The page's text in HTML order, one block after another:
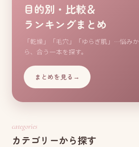
目的別・比較＆
ランキングまとめ
「乾燥」「毛穴」「ゆらぎ肌」…悩みか
ら、合う一本を探す。
まとめを見る →
categories
カテゴリーから探す